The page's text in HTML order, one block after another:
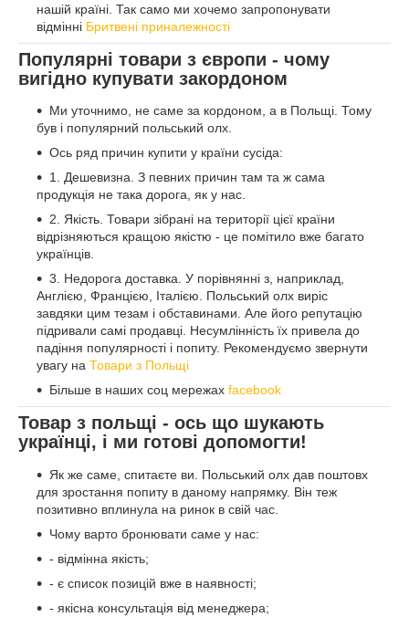
нашій країні. Так само ми хочемо запропонувати
відмінні Бритвені приналежності
Популярні товари з європи - чому
вигідно купувати закордоном
Ми уточнимо, не саме за кордоном, а в Польщі. Тому
був і популярний польський олх.
Ось ряд причин купити у країни сусіда:
1. Дешевизна. З певних причин там та ж сама
продукція не така дорога, як у нас.
2. Якість. Товари зібрані на території цієї країни
відрізняються кращою якістю - це помітило вже багато
українців.
3. Недорога доставка. У порівнянні з, наприклад,
Англією, Францією, Італією. Польський олх виріс
завдяки цим тезам і обставинами. Але його репутацію
підривали самі продавці. Несумлінність їх привела до
падіння популярності і попиту. Рекомендуємо звернути
увагу на Товари з Польщі
Більше в наших соц мережах facebook
Товар з польщі - ось що шукають
українці, і ми готові допомогти!
Як же саме, спитаєте ви. Польський олх дав поштовх
для зростання попиту в даному напрямку. Він теж
позитивно вплинула на ринок в свій час.
Чому варто бронювати саме у нас:
- відмінна якість;
- є список позицій вже в наявності;
- якісна консультація від менеджера;